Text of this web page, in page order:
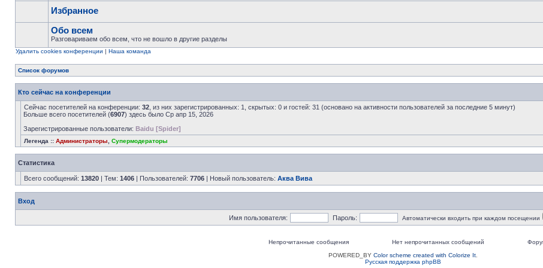
Избранное
Обо всем
Разговариваем обо всем, что не вошло в другие разделы
Удалить cookies конференции | Наша команда
Список форумов
Кто сейчас на конференции
Сейчас посетителей на конференции: 32 , из них зарегистрированных: 1, скрытых: 0 и гостей: 31 (основано на активности пользователей за последние 5 минут)
Больше всего посетителей (6907) здесь было Ср апр 15, 2026
Зарегистрированные пользователи: Baidu [Spider]
Легенда :: Администраторы Супермодераторы
Статистика
Всего сообщений: 13820 | Тем: 1406 | Пользователей: 7706 | Новый пользователь: Аква Вива
Вход
Имя пользователя: Пароль: Автоматически входить при каждом посещении
Непрочитанные сообщения Нет непрочитанных сообщений
POWERED_BY Color scheme created with Colorize It.
Русская поддержка phpBB